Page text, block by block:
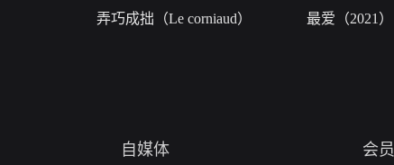
弄巧成拙（Le corniaud） 最爱（2021）
自媒体 会员